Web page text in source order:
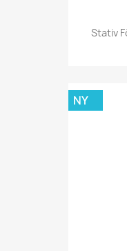
Stativ
NY